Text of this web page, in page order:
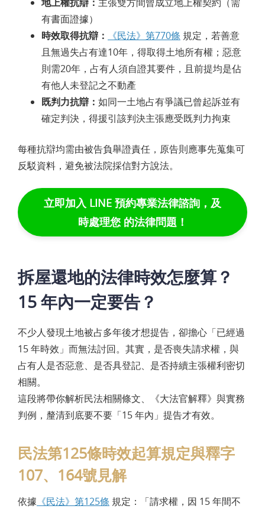
有書面證據）
時效取得抗辯：
《民法》第770條 規定，若善意
且無過失占有達10年，得取得土地所有權；惡意
則需20年，占有人須自證其要件，且前提均是佔
有他人未登記之不動產
既判力抗辯： 如同一土地占有爭議已曾起訴並有
確定判決，得援引該判決主張應受既判力拘束
每種抗辯均需由被告負舉證責任，原告則應事先蒐集可
反駁資料，避免被法院採信對方說法。
立即加入 LINE 預約專業法律諮詢，及
時處理您 的法律問題！
拆屋還地的法律時效怎麼算？
15 年內一定要告？
不少人發現土地被占多年後才想提告，卻擔心「已經過
15 年時效」而無法討回。其實，是否喪失請求權，與
占有人是否惡意、是否具登記、是否持續主張權利密切
相關。
這段將帶你解析民法相關條文、《大法官解釋》與實務
判例，釐清到底要不要「15 年內」提告才有效。
民法第125條時效起算規定與釋字
107、164號見解
依據 《民法》第125條 規定：「請求權，因 15 年間不